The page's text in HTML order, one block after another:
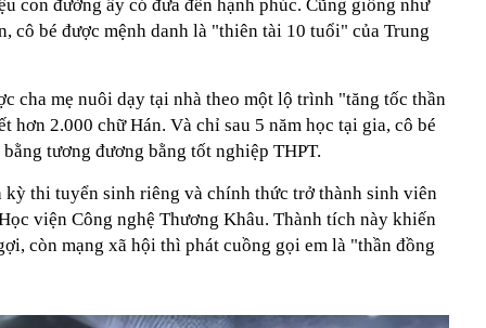
con đường ấy có đưa đến hạnh phúc. Cũng giống như
cô bé được mệnh danh là "thiên tài 10 tuổi" của Trung
cha mẹ nuôi dạy tại nhà theo một lộ trình "tăng tốc thần
hơn 2.000 chữ Hán. Và chỉ sau 5 năm học tại gia, cô bé
tương đương bằng tốt nghiệp THPT.
thi tuyển sinh riêng và chính thức trở thành sinh viên
viện Công nghệ Thương Khâu. Thành tích này khiến
còn mạng xã hội thì phát cuồng gọi em là "thần đồng